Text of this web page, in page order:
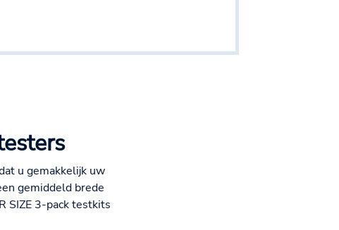
u gemakkelijk uw
gemiddeld brede
SIZE 3-pack testkits